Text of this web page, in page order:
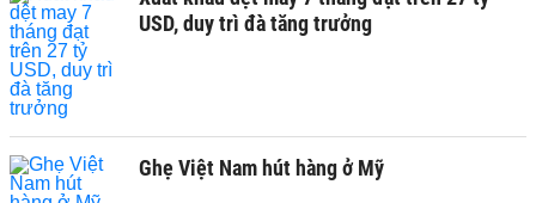
USD, duy trì đà tăng trưởng
Ghẹ Việt Nam hút hàng ở Mỹ